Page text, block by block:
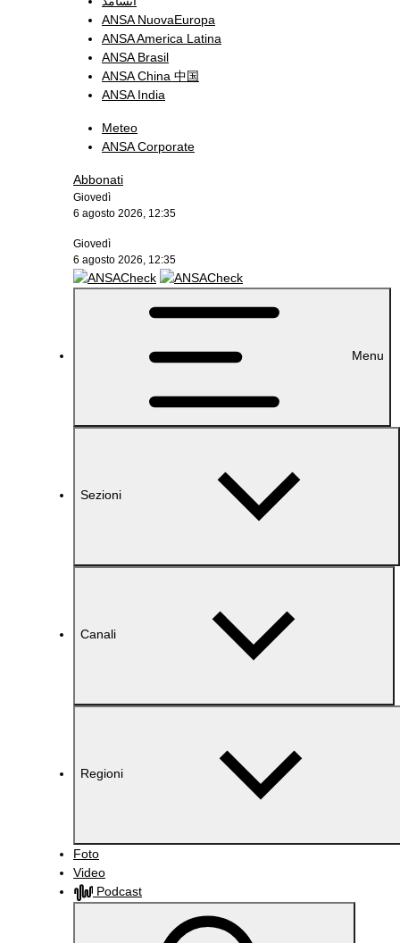
ANSA NuovaEuropa
ANSA America Latina
ANSA Brasil
ANSA China 中国
ANSA India
Meteo
ANSA Corporate
Abbonati
Giovedì
6 agosto 2026, 12:35
Giovedì
6 agosto 2026, 12:35
Menu
Sezioni
Canali
Regioni
Foto
Video
Podcast